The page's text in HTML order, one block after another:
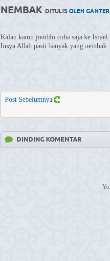
NEMBAK DITULISOLEH
Kalau kamu jomblo coba saja ke Israel.
Insya Allah pasti banyak yang nembak
Post Sebelumnya
DINDING KOMENTAR